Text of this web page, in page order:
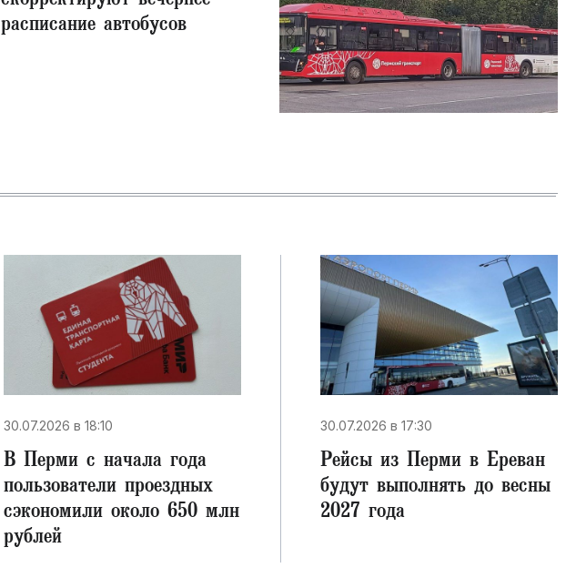
расписание автобусов
30.07.2026 в 18:10
В Перми с начала года
пользователи проездных
сэкономили около 650 млн
рублей
30.07.2026 в 17:30
Рейсы из Перми в Ереван
будут выполнять до весны
2027 года